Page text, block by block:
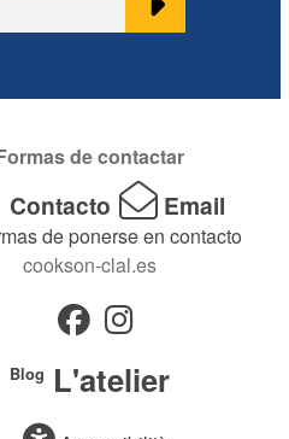
de contactar
Contacto Email
de ponerse en contacto
cookson-clal.es
Blog L'atelier